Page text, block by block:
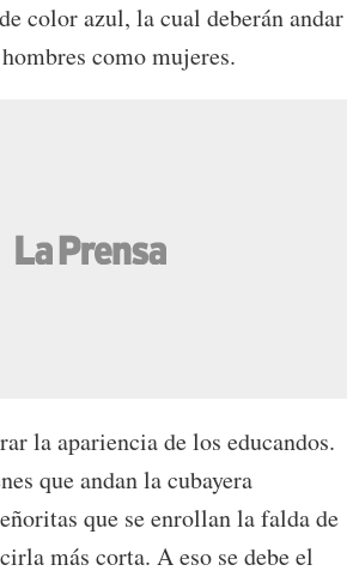
color azul, la cual deberán andar
como mujeres.
la apariencia de los educandos.
que andan la cubayera
que se enrollan la falda de
más corta. A eso se debe el